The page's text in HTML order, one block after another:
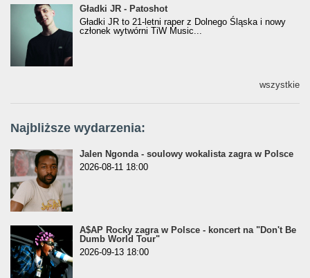
Gładki JR - Patoshot
Gładki JR - Patoshot
Gładki JR to 21-letni raper z Dolnego Śląska i nowy
członek wytwórni TiW Music...
wszystkie
Najbliższe wydarzenia:
Jalen Ngonda - soulowy wokalista zagra w Polsce
2026-08-11 18:00
A$AP Rocky zagra w Polsce - koncert na "Don't Be
Dumb World Tour"
2026-09-13 18:00